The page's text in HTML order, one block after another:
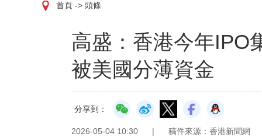
首頁 -> 頭條
高盛：香港今年IPO
被美國分薄資金
分享到：
2026-05-04 10:30 | 稿件來源：香港新聞網